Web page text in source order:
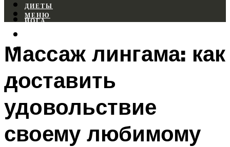
ДИЕТЫ
ЙОГА
ФИТНЕС
МЕНЮ
МЕНЮ
Массаж лингама: как
доставить
удовольствие
своему любимому